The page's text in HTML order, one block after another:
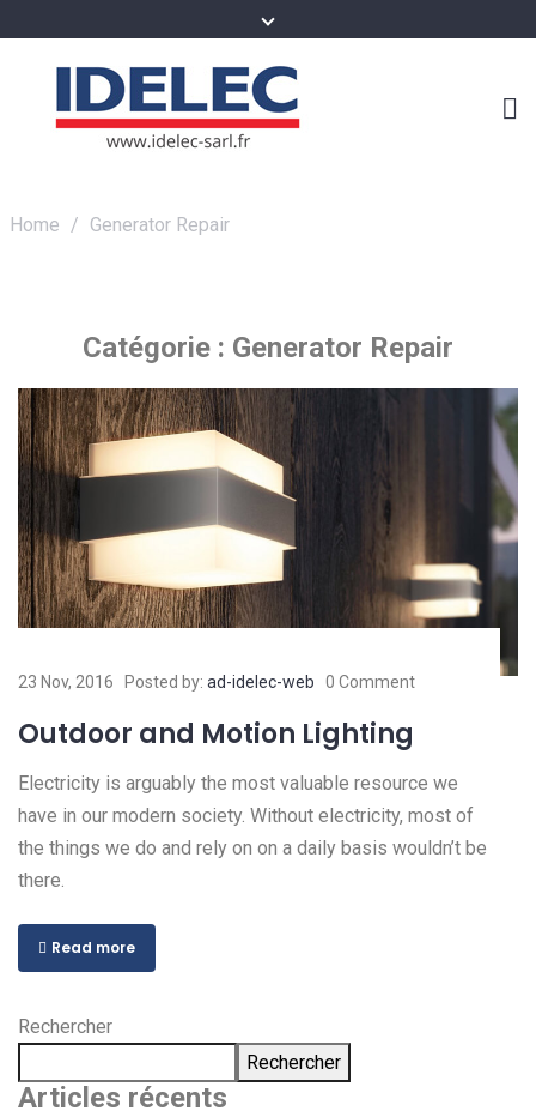
Home / Generator Repair
Catégorie : Generator Repair
23 Nov, 2016 Posted by: ad-idelec-web 0 Comment
Outdoor and Motion Lighting
Electricity is arguably the most valuable resource we
have in our modern society. Without electricity, most of
the things we do and rely on on a daily basis wouldn’t be
there.
Read more
Rechercher
Rechercher
Articles récents